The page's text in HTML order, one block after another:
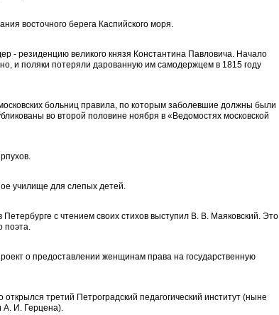
восточного берега Каспий­ского моря.
- резиденцию великого кня­зя Константина Павловича. Начало
и поляки по­теряли дарованную им самодержцем в 1815 году
больниц правила, по которым заболевшие должны были
во вто­рой половине ноября в «Ведомостях мос­ковской
училище для слепых детей.
с чтением своих сти­хов выступил В. В. Маяковский. Это
поэта.
о предоставлении женщинам права на государственную
третий Петроград­ский педагогический институт (ныне
А. И. Герцена).